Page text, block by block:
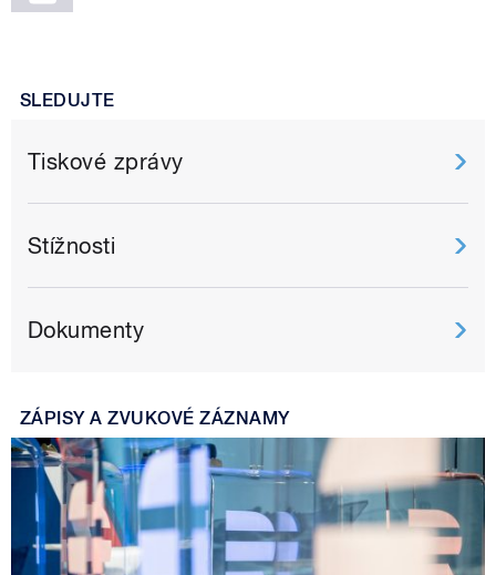
SLEDUJTE
Tiskové zprávy
Stížnosti
Dokumenty
ZÁPISY A ZVUKOVÉ ZÁZNAMY